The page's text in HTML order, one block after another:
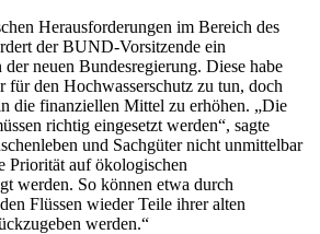
Herausforderungen im Bereich des
der BUND-Vorsitzende ein
der neuen Bundesregierung. Diese habe
für den Hochwasserschutz zu tun, doch
die finanziellen Mittel zu erhöhen. „Die
richtig eingesetzt werden“, sagte
und Sachgüter nicht unmittelbar
Priorität auf ökologischen
werden. So können etwa durch
Flüssen wieder Teile ihrer alten
werden.“